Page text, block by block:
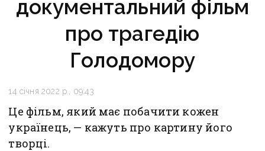
документальний фільм
про трагедію
Голодомору
14 січня 2022 р., 09:43
Це фільм, який має побачити кожен
українець, — кажуть про картину його
творці.